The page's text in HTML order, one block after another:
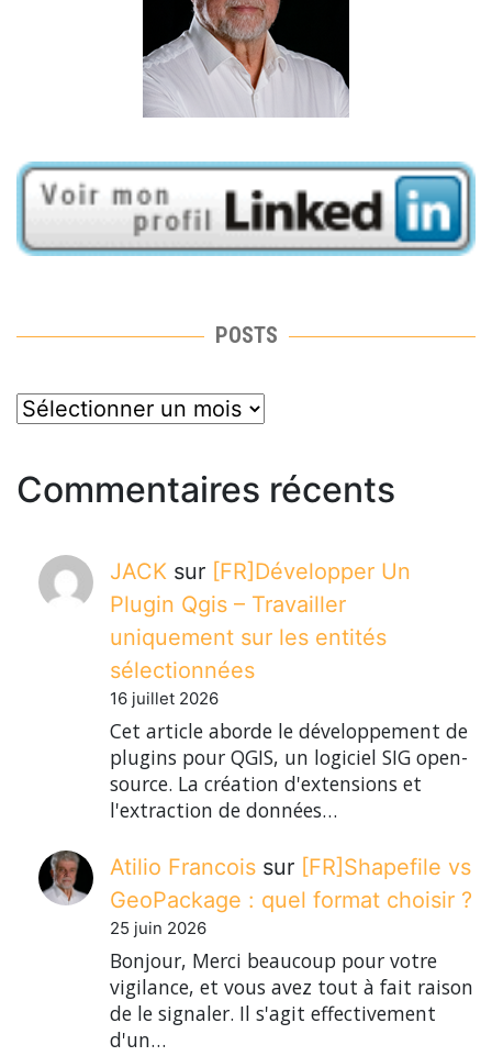
POSTS
posts
Commentaires récents
JACK sur [FR]Développer Un
Plugin Qgis – Travailler
uniquement sur les entités
sélectionnées
16 juillet 2026
Cet article aborde le développement de
plugins pour QGIS, un logiciel SIG open-
source. La création d'extensions et
l'extraction de données…
Atilio Francois sur [FR]Shapefile vs
GeoPackage : quel format choisir ?
25 juin 2026
Bonjour, Merci beaucoup pour votre
vigilance, et vous avez tout à fait raison
de le signaler. Il s'agit effectivement
d'un…